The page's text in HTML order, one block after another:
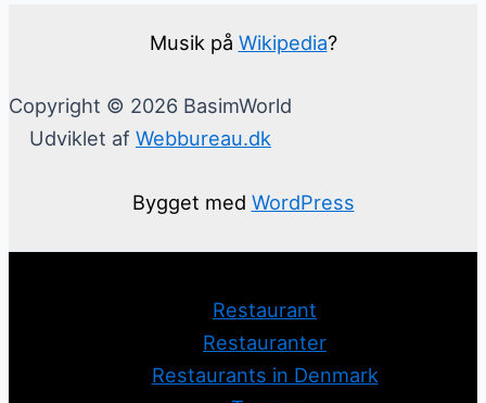
Musik på Wikipedia?
Copyright © 2026 BasimWorld
Udviklet af Webbureau.dk
Bygget med WordPress
Restaurant
Restauranter
Restaurants in Denmark